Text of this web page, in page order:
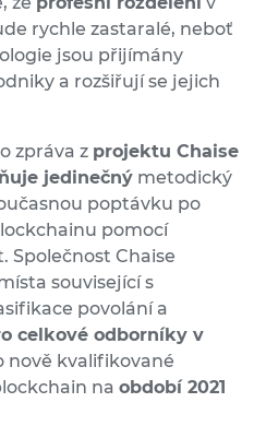
rychle zastaralé, neboť
jsou přijímány
a rozšiřují se jejich
zpráva z projektu Chaise
jedinečný metodický
poptávku po
pomocí
Společnost Chaise
související s
povolání a
celkové odborníky v
nově kvalifikované
na období 2021